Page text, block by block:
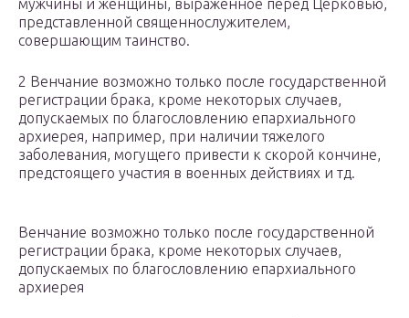
мужчины и женщины, выраженное перед Церковью,
представленной священнослужителем,
совершающим таинство.
2 Венчание возможно только после государственной
регистрации брака, кроме некоторых случаев,
допускаемых по благословлению епархиального
архиерея, например, при наличии тяжелого
заболевания, могущего привести к скорой кончине,
предстоящего участия в военных действиях и тд.
Венчание возможно только после государственной
регистрации брака, кроме некоторых случаев,
допускаемых по благословлению епархиального
архиерея